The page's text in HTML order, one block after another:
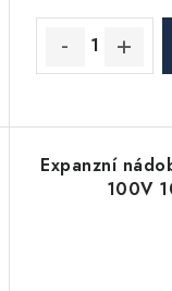
Expanzní
100V